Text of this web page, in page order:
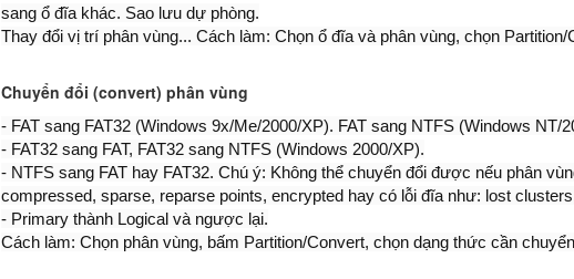
sang ổ đĩa khác. Sao lưu dự phòng.
Thay đổi vị trí phân vùng... Cách làm: Chọn ổ đĩa và phân vùng, chọn
Chuyển đổi (convert) phân vùng
- FAT sang FAT32 (Windows 9x/Me/2000/XP). FAT sang NTFS (Windows NT/
- FAT32 sang FAT, FAT32 sang NTFS (Windows 2000/XP).
- NTFS sang FAT hay FAT32. Chú ý: Không thể chuyển đổi được nếu phân
compressed, sparse, reparse points, encrypted hay có lỗi đĩa như: lost
- Primary thành Logical và ngược lại.
Cách làm: Chọn phân vùng, bấm Partition/Convert, chọn dạng thức cần